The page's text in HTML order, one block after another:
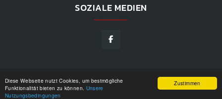
Zustimmen
Diese Webseite nutzt Cookies, um bestmögliche
Funktionalität bieten zu können. Unsere
Nutzungsbedingungen
SOZIALE MEDIEN
SWISSPOOL©2026|DESIGN BY
UNSERE
NUTZUNGSBEDINGUNGEN